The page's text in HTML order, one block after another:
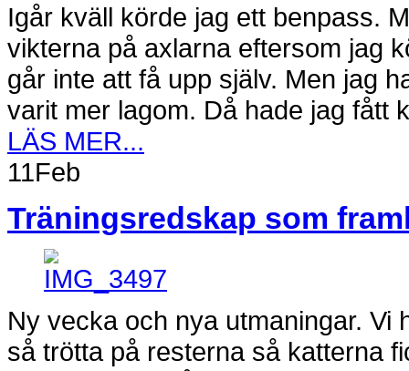
Igår kväll körde jag ett benpass.
vikterna på axlarna eftersom jag
går inte att få upp själv. Men jag
varit mer lagom. Då hade jag fått
LÄS MER...
11Feb
Träningsredskap som
Ny vecka och nya utmaningar. Vi
så trötta på resterna så katterna